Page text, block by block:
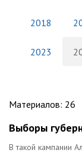
2018
2023
Материалов: 26
Выборы
В такой кампании